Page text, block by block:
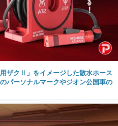
ザクⅡ」をイメージした散水ホース
パーソナルマークやジオン公国軍の